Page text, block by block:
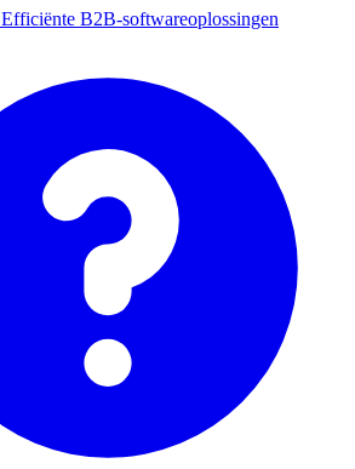
Efficiënte B2B-softwareoplossingen